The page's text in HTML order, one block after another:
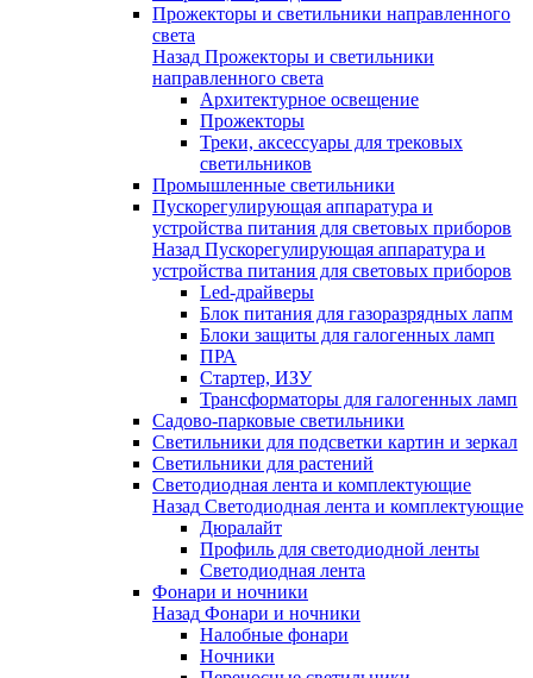
Прожекторы и светильники направленного
света
Назад Прожекторы и светильники
направленного света
Архитектурное освещение
Прожекторы
Треки, аксессуары для трековых
светильников
Промышленные светильники
Пускорегулирующая аппаратура и
устройства питания для световых приборов
Назад Пускорегулирующая аппаратура и
устройства питания для световых приборов
Led-драйверы
Блок питания для газоразрядных лапм
Блоки защиты для галогенных ламп
ПРА
Стартер, ИЗУ
Трансформаторы для галогенных ламп
Садово-парковые светильники
Светильники для подсветки картин и зеркал
Светильники для растений
Светодиодная лента и комплектующие
Назад Светодиодная лента и комплектующие
Дюралайт
Профиль для светодиодной ленты
Светодиодная лента
Фонари и ночники
Назад Фонари и ночники
Налобные фонари
Ночники